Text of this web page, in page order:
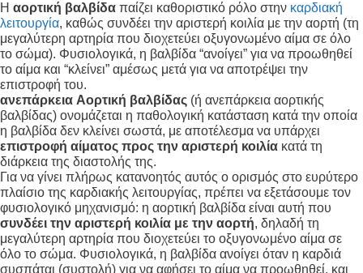
Η αορτική βαλβίδα παίζει καθοριστικό ρόλο στην καρδιακή
λειτουργία, καθώς συνδέει την αριστερή κοιλία με την αορτή (τη
μεγαλύτερη αρτηρία που διοχετεύει οξυγονωμένο αίμα σε όλο
το σώμα). Φυσιολογικά, η βαλβίδα “ανοίγει” για να προωθηθεί
το αίμα και “κλείνει” αμέσως μετά για να αποτρέψει την
επιστροφή του.
ανεπάρκεια Αορτική βαλβίδας (ή ανεπάρκεια αορτικής
βαλβίδας) ονομάζεται η παθολογική κατάσταση κατά την οποία
η βαλβίδα δεν κλείνει σωστά, με αποτέλεσμα να υπάρχει
επιστροφή αίματος προς την αριστερή κοιλία κατά τη
διάρκεια της διαστολής της.
Για να γίνει πλήρως κατανοητός αυτός ο ορισμός στο ευρύτερο
πλαίσιο της καρδιακής λειτουργίας, πρέπει να εξετάσουμε τον
φυσιολογικό μηχανισμό: η αορτική βαλβίδα είναι αυτή που
συνδέει την αριστερή κοιλία με την αορτή, δηλαδή τη
μεγαλύτερη αρτηρία που διοχετεύει το οξυγονωμένο αίμα σε
όλο το σώμα. Φυσιολογικά, η βαλβίδα ανοίγει όταν η καρδιά
συσπάται (συστολή) για να αφήσει το αίμα να προωθηθεί, και